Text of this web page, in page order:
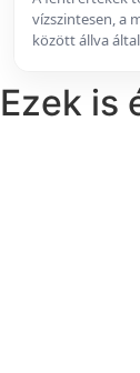
vízszintesen, a
között állva
Ezek is